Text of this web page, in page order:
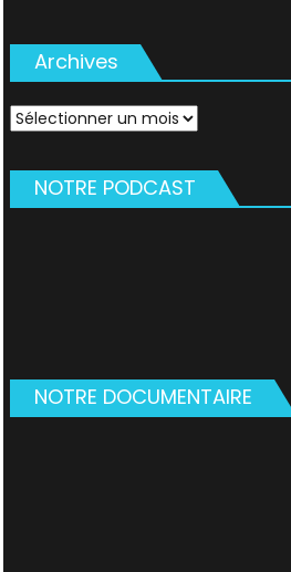
Archives
Archives
NOTRE PODCAST
NOTRE DOCUMENTAIRE